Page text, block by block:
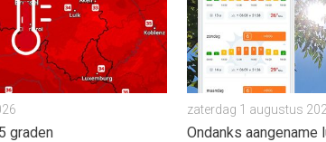
graden
zaterdag 1 augustus
Ondanks aangename